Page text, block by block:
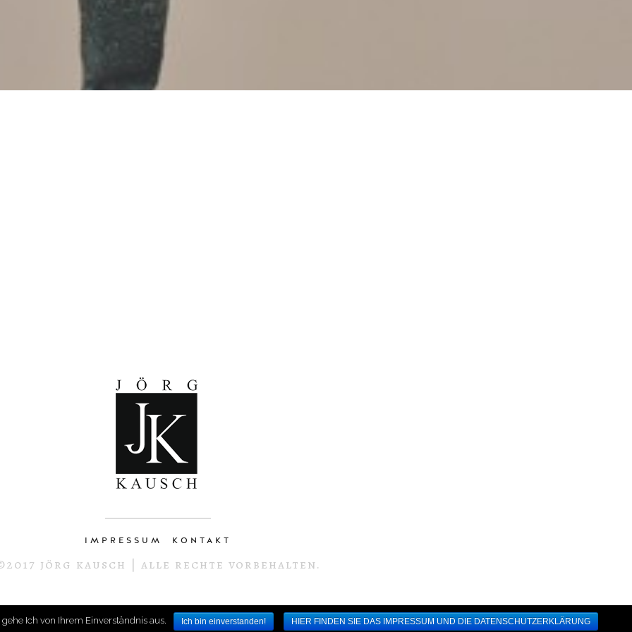
IMPRESSUM KONTAKT
jörg kausch | alle rechte vorbehalten.
Ich von Ihrem Einverständnis aus. Ich bin einverstanden! HIER FINDEN SIE DAS IMPRESSUM UND DIE DATENSCHUTZERKLÄRUNG